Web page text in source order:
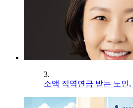
3.
소액 직역연금 받는 노인